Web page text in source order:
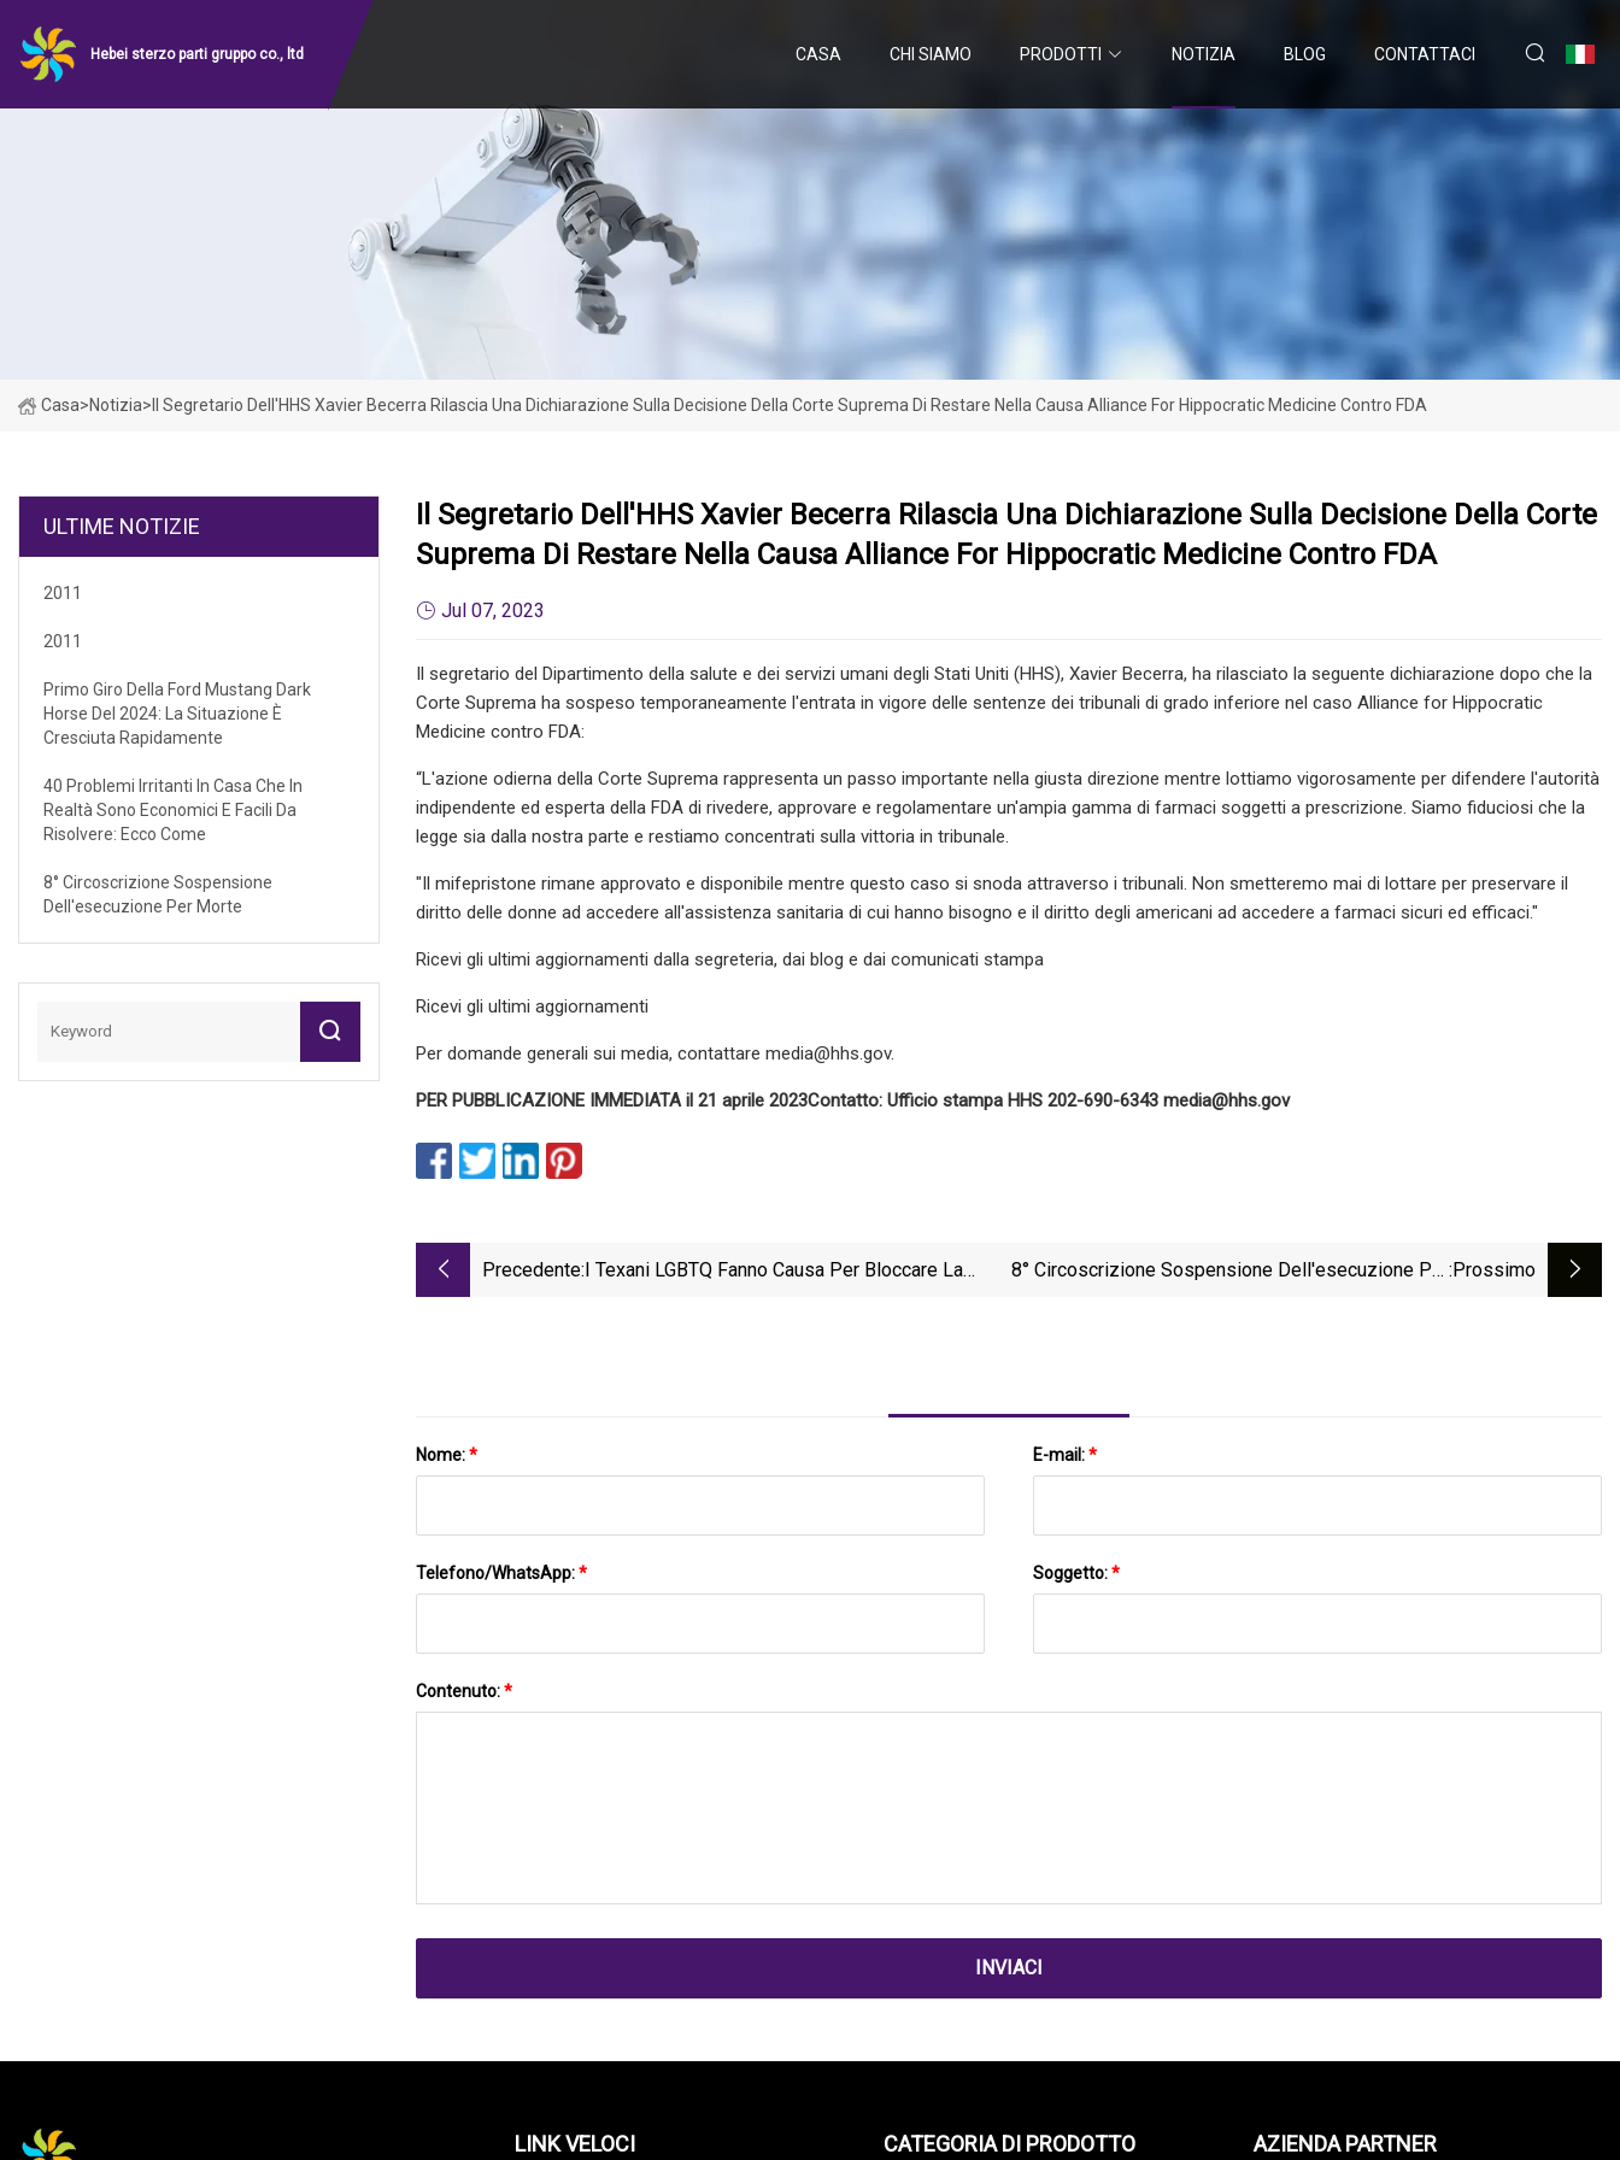
Hebei sterzo parti gruppo co., ltd CASA CHI SIAMO PRODOTTI NOTIZIA BLOG CONTATTACI
Casa>Notizia> Il Segretario Dell'HHS Xavier Becerra Rilascia Una Dichiarazione Sulla Decisione Della Corte Suprema Di Restare Nella Causa Alliance For Hippocratic Medicine Contro FDA
ULTIME NOTIZIE
2011
2011
Primo Giro Della Ford Mustang Dark
Horse Del 2024: La Situazione È
Cresciuta Rapidamente
40 Problemi Irritanti In Casa Che In
Realtà Sono Economici E Facili Da
Risolvere: Ecco Come
8° Circoscrizione Sospensione
Dell'esecuzione Per Morte
Il Segretario Dell'HHS Xavier Becerra Rilascia Una Dichiarazione Sulla Decisione Della Corte
Suprema Di Restare Nella Causa Alliance For Hippocratic Medicine Contro FDA
Jul 07, 2023
Il segretario del Dipartimento della salute e dei servizi umani degli Stati Uniti (HHS), Xavier Becerra, ha rilasciato la seguente dichiarazione dopo che la
Corte Suprema ha sospeso temporaneamente l'entrata in vigore delle sentenze dei tribunali di grado inferiore nel caso Alliance for Hippocratic
Medicine contro FDA:
“L'azione odierna della Corte Suprema rappresenta un passo importante nella giusta direzione mentre lottiamo vigorosamente per difendere l'autorità
indipendente ed esperta della FDA di rivedere, approvare e regolamentare un'ampia gamma di farmaci soggetti a prescrizione. Siamo fiduciosi che la
legge sia dalla nostra parte e restiamo concentrati sulla vittoria in tribunale.
"Il mifepristone rimane approvato e disponibile mentre questo caso si snoda attraverso i tribunali. Non smetteremo mai di lottare per preservare il
diritto delle donne ad accedere all'assistenza sanitaria di cui hanno bisogno e il diritto degli americani ad accedere a farmaci sicuri ed efficaci."
Ricevi gli ultimi aggiornamenti dalla segreteria, dai blog e dai comunicati stampa
Ricevi gli ultimi aggiornamenti
Per domande generali sui media, contattare media@hhs.gov.
PER PUBBLICAZIONE IMMEDIATA il 21 aprile 2023Contatto: Ufficio stampa HHS 202-690-6343 media@hhs.gov
Precedente:I Texani LGBTQ Fanno Causa Per Bloccare La
8° Circoscrizione Sospensione Dell'esecuzione Per :Prossimo
Nome:* E-mail:*
Telefono/WhatsApp:* Soggetto:*
Contenuto:*
INVIACI
LINK VELOCI CATEGORIA DI PRODOTTO AZIENDA PARTNER